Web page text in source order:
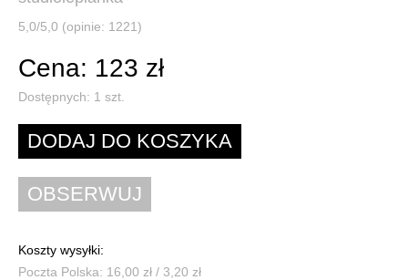
5,0/5,0 (opinie: 1221)
Cena: 123 zł
Dostępnych: 1 szt.
Koszty wysyłki:
Poczta Polska: 16,00 zł / 3,20 zł